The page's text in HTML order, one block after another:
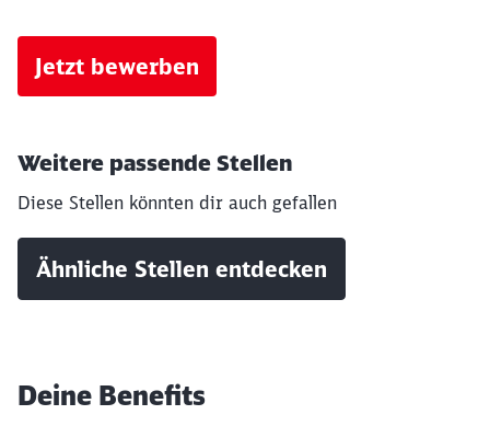
Jetzt bewerben
Weitere passende Stellen
Diese Stellen könnten dir auch gefallen
Ähnliche Stellen entdecken
Deine Benefits